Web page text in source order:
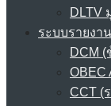
DLTV
ระบบรายงา
DCM
OBEC
CCT (